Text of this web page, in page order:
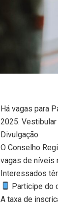
Há vagas para
2025.
Divulgação
O Conselho
vagas de níveis
Interessados
Participe do
A taxa de